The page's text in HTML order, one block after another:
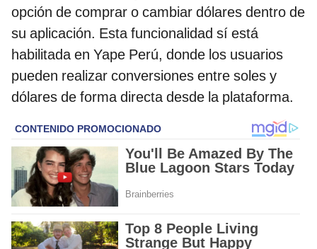
opción de comprar o cambiar dólares dentro de
su aplicación. Esta funcionalidad sí está
habilitada en Yape Perú, donde los usuarios
pueden realizar conversiones entre soles y
dólares de forma directa desde la plataforma.